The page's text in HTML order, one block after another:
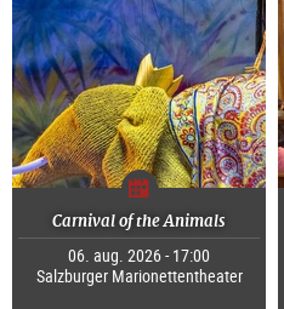
Carnival of the Animals
06. aug. 2026 - 17:00
Salzburger Marionettentheater